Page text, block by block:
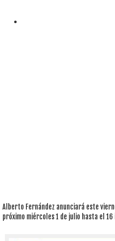
Alberto Fernández anunciará este
próximo miércoles 1 de julio hasta el 16